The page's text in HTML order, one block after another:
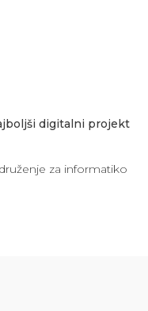
digitalni projekt
za informatiko